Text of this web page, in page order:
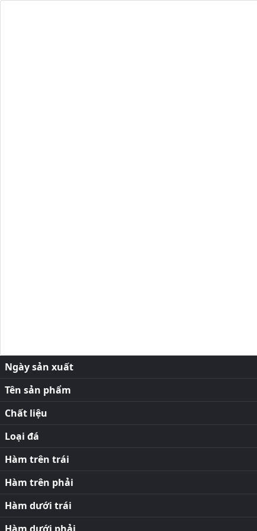
Ngày sản xuất
Tên sản phẩm
Chất liệu
Loại đá
Hàm trên trái
Hàm trên phải
Hàm dưới trái